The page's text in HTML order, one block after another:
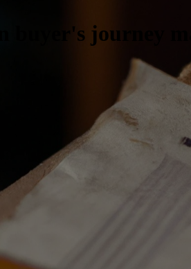
buyer's journey